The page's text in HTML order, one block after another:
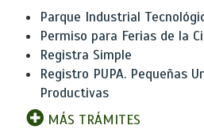
Parque Industrial
Permiso para Ferias de la
Registra Simple
Registro PUPA. Pequeñas
Productivas
MÁS TRÁMITES